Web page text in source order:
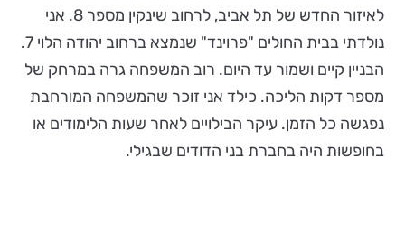
לאיזור החדש של תל אביב, לרחוב שינקין מספר 8. אני
נולדתי בבית החולים "פרוינד" שנמצא ברחוב יהודה הלוי 7.
הבניין קיים ושמור עד היום. רוב המשפחה גרה במרחק של
מספר דקות הליכה. כילד אני זוכר שהמשפחה המורחבת
נפגשה כל הזמן. עיקר הבילויים לאחר שעות הלימודים או
בחופשות היה בחברת בני הדודים שבגילי.